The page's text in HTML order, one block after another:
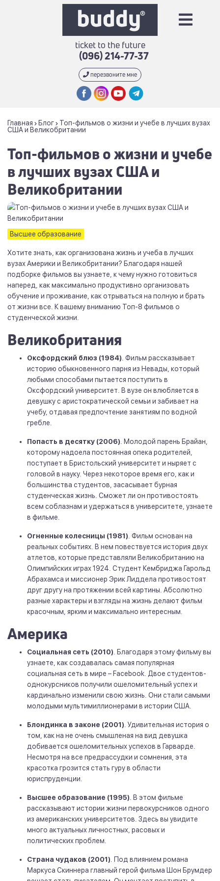
ticket to the future
(096) 214-77-37
перезвоните мне
Главная Блог
Топ-фильмов о жизни и учебе в лучших вузах
США и Великобритании
Топ-фильмов о жизни и учебе
в лучших вузах США и
Великобритании
Высшее образование
Хотите знать, как организована жизнь и учеба в лучших
вузах Америки и Великобритании? Благодаря нашей
подборке фильмов вы узнаете, к чему нужно готовиться
наперед, как максимально продуктивно организовать
обучение и проживание, как отрываться на полную и брать
от жизни все. К вашему вниманию Топ-8 фильмов о
студенческой жизни.
Великобритания
Оксфордский блюз (1984) . Фильм рассказывает
историю обыкновенного парня из Невады, который
любыми способами пытается поступить в
Оксфордский университет. В вузе он влюбляется в
девушку с аристократической семьи и забивает на
учебу, отдавая предпочтение занятиям по водной
гребле.
Попасть в десятку (2006) . Молодой парень Брайан,
которому надоела постоянная опека родителей,
поступает в Бристольский университет и ныряет с
головой в науку. Через некоторое время его, как и
большинства студентов, засасывает бурная
студенческая жизнь. Сможет ли он противостоять
всем соблазнам и удержаться в университете, узнаете
в фильме.
Огненные колесницы (1981) . Фильм основан на
реальных событиях. В нем повествуется история двух
атлетов, которые представляли Великобританию на
Олимпийских играх 1924. Студент Кембриджа Гарольд
Абрахамса и миссионер Эрик Лиддела противостоят
друг другу на протяжении всей картины. Абсолютно
разные характеры и взгляды на жизнь делают фильм
красочным, ярким и максимально интересным.
Америка
Социальная сеть (2010) . Благодаря этому фильму вы
узнаете, как создавалась самая популярная
социальная сеть в мире – Facebook. Двое студентов-
однокурсников получили ошеломительный успех и
кардинально изменили свою жизнь. Они стали самыми
молодыми мультимиллионерами в истории США.
Блондинка в законе (2001) . Удивительная история о
том, как на не очень смышленая на вид девушка
добивается ошеломительных успехов в Гарварде.
Несмотря на все предрассудки и сомнения, эта
красотка грозится стать гуру в области
юриспруденции.
Высшее образование (1995) . В этом фильме
рассказывают истории жизни первокурсников одного
из американских университетов. Здесь вы увидите
много актуальных личностных, расовых и
политических проблем.
Страна чудаков (2001) . Под влиянием романа
Маркуса Скиннера главный герой фильма Шон Брумдер